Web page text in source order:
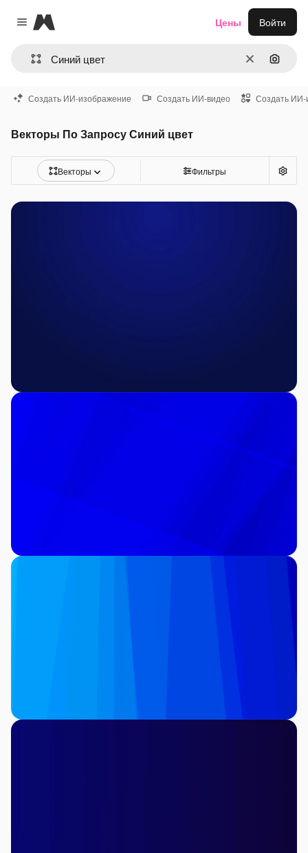
Close menu
Magnific
ОчиститьПоиск
Цены Войти
Создать ИИ-изображение Создать ИИ-видео Создать ИИ-
Векторы По Запросу Синий цвет
Векторы Фильтры